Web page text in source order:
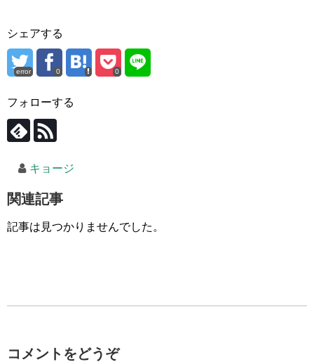
シェアする
error 0 0
フォローする
キョージ
関連記事
記事は見つかりませんでした。
コメントをどうぞ